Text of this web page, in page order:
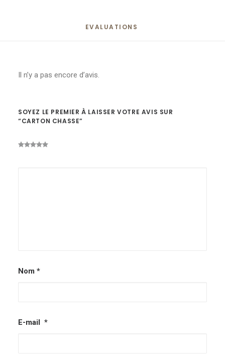
EVALUATIONS
Il n’y a pas encore d’avis.
SOYEZ LE PREMIER À LAISSER VOTRE AVIS SUR
“CARTON CHASSE”
Nom *
E-mail *